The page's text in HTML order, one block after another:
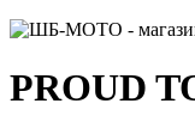
PROUD